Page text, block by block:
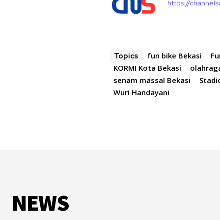
https://
Topics fun bike Bekasi
KORMI Kota Bekasi
senam massal Bekasi
Wuri Handayani
NEWS